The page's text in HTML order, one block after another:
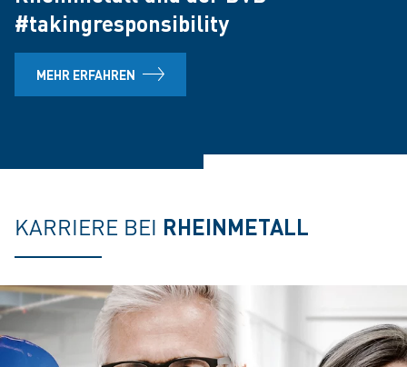
#takingresponsibility
MEHR ERFAHREN
KARRIERE BEI RHEINMETALL